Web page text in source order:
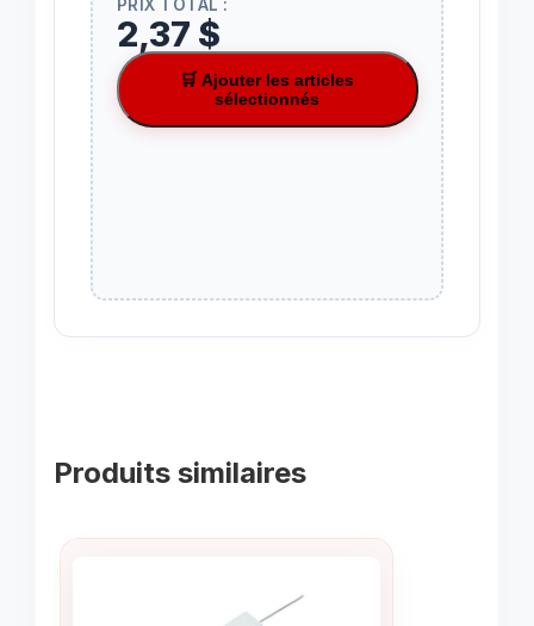
PRIX TOTAL :
2,37 $
🛒 Ajouter les articles
sélectionnés
Produits similaires